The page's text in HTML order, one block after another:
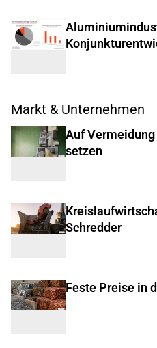
Markt & Unternehmen
Auf
setzen
Schredder
Feste Preise in